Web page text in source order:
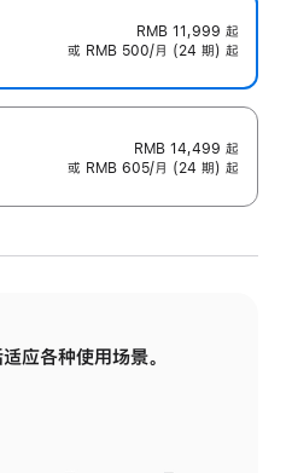
RMB 11,999 起
或 RMB 500/月 (24 期) 起
RMB 14,499 起
或 RMB 605/月 (24 期) 起
应各种使用场景。